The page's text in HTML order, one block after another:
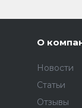
О
Новости
Статьи
Отзывы